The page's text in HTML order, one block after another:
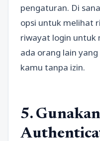
pengaturan. Di
opsi untuk melihat
riwayat login untuk
ada orang lain
kamu tanpa izin.
5.